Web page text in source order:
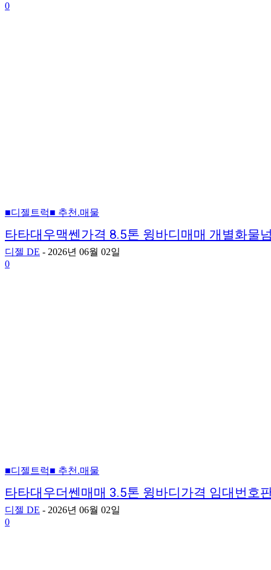
0
■디젤트럭■ 추천.매물
타타대우맥쎈가격 8.5톤 윙바디매매 개별화물
디젤 DE - 2026년 06월 02일
0
■디젤트럭■ 추천.매물
타타대우더쎈매매 3.5톤 윙바디가격 임대번호
디젤 DE - 2026년 06월 02일
0